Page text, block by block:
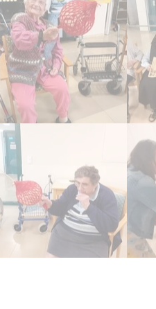
Im Teambewerb erreichte
Wanderpokal.